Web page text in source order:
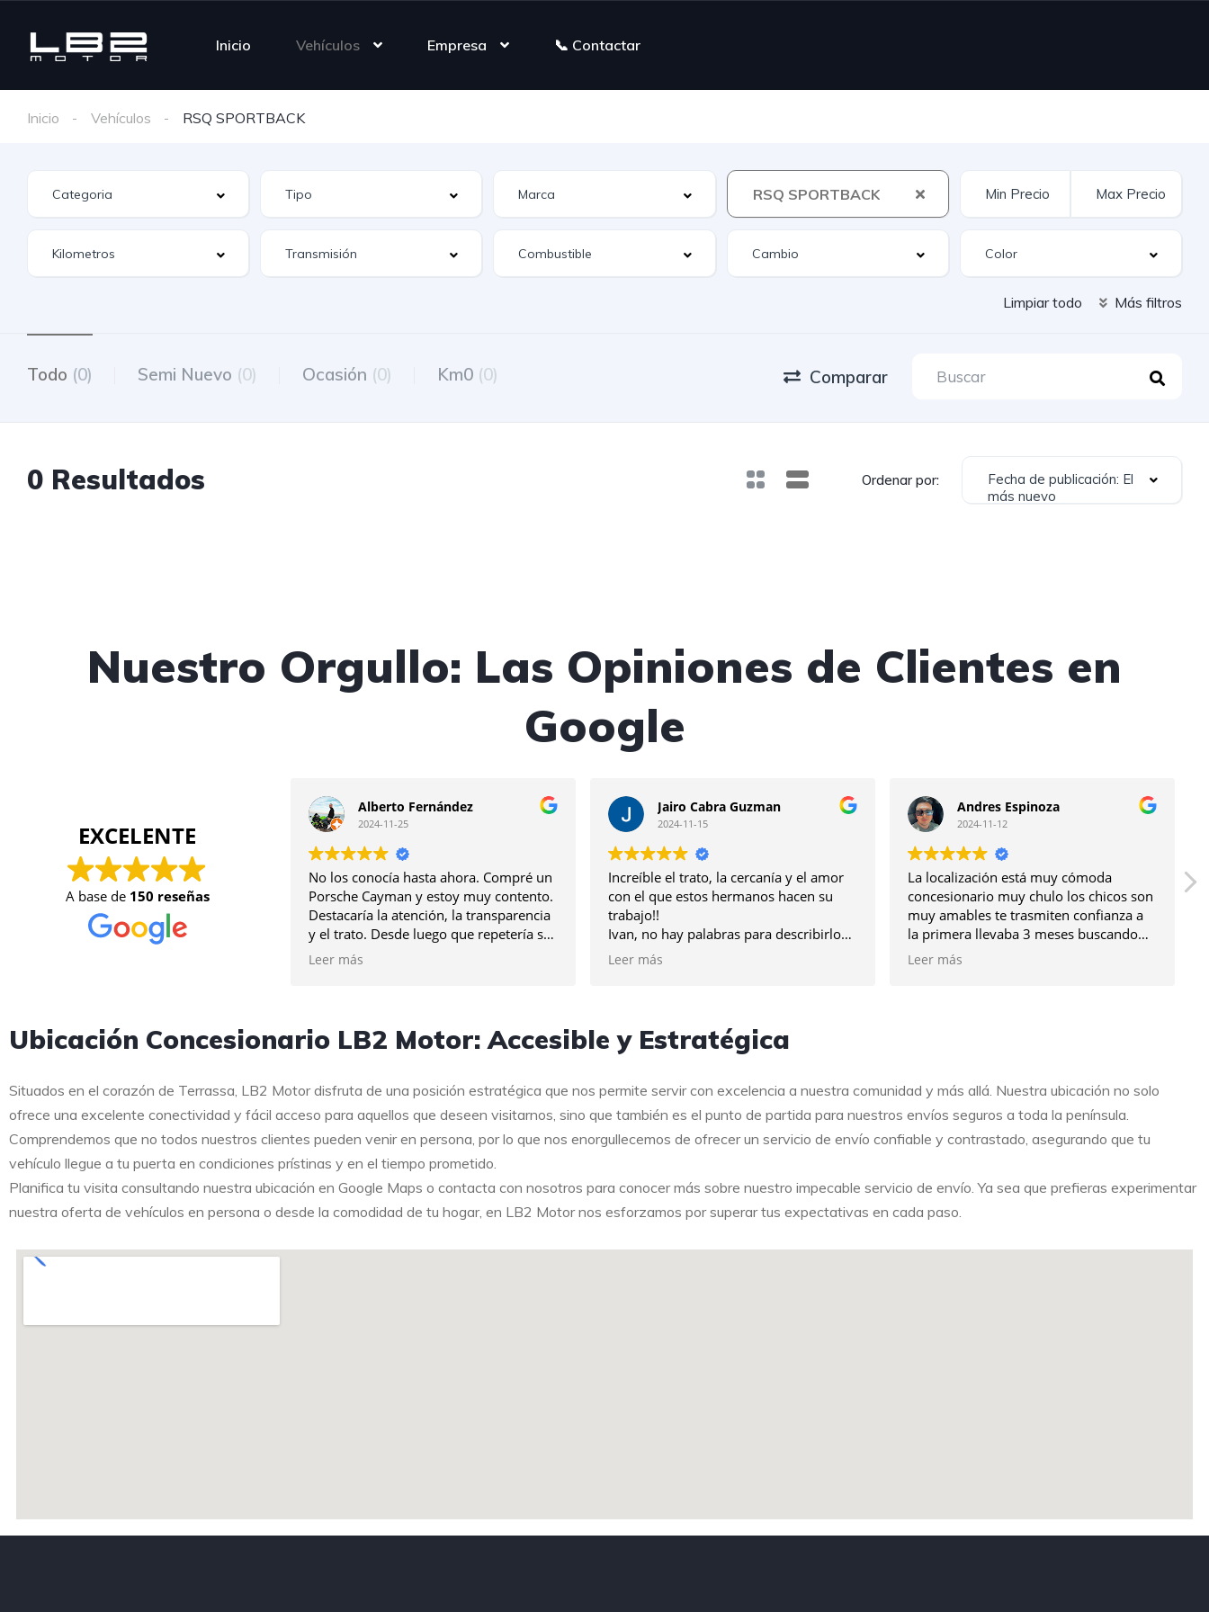
Inicio Vehículos Empresa 📞 Contactar
Inicio Vehículos RSQ SPORTBACK
RSQ SPORTBACK
Limpiar todo Más filtros
Todo (0) Semi Nuevo (0) Ocasión (0) Km0 (0) Comparar
0 Resultados Ordenar por:
Fecha de publicación: El
más nuevo
Nuestro Orgullo: Las Opiniones de Clientes en
Google
EXCELENTE
A base de 150 reseñas
Alberto Fernández
2024-11-25
No los conocía hasta ahora. Compré un
Porsche Cayman y estoy muy contento.
Destacaría la atención, la transparencia
y el trato. Desde luego que repetería sin
dudarlo. Gracias Ivan y Nil!
Leer más
Jairo Cabra Guzman
2024-11-15
Increíble el trato, la cercanía y el amor
con el que estos hermanos hacen su
trabajo!!
Ivan, no hay palabras para describirlo…
todo facilidades y puro corazón!! Nos
Leer más
Andres Espinoza
2024-11-12
La localización está muy cómoda
concesionario muy chulo los chicos son
muy amables te trasmiten confianza a
la primera llevaba 3 meses buscando
un clase A 250 y probé varios
rápido la entrega 1 semana y por qué
no podía ir antes Está brutal muy buena
compra gracias chicos seguir así 🙏
Leer más
Ubicación Concesionario LB2 Motor: Accesible y Estratégica
Situados en el corazón de Terrassa, LB2 Motor disfruta de una posición estratégica que nos permite servir con excelencia a nuestra comunidad y más allá. Nuestra ubicación no solo
ofrece una excelente conectividad y fácil acceso para aquellos que deseen visitarnos, sino que también es el punto de partida para nuestros envíos seguros a toda la península.
Comprendemos que no todos nuestros clientes pueden venir en persona, por lo que nos enorgullecemos de ofrecer un servicio de envío confiable y contrastado, asegurando que tu
vehículo llegue a tu puerta en condiciones prístinas y en el tiempo prometido.
Planifica tu visita consultando nuestra ubicación en Google Maps o contacta con nosotros para conocer más sobre nuestro impecable servicio de envío. Ya sea que prefieras experimentar
nuestra oferta de vehículos en persona o desde la comodidad de tu hogar, en LB2 Motor nos esforzamos por superar tus expectativas en cada paso.